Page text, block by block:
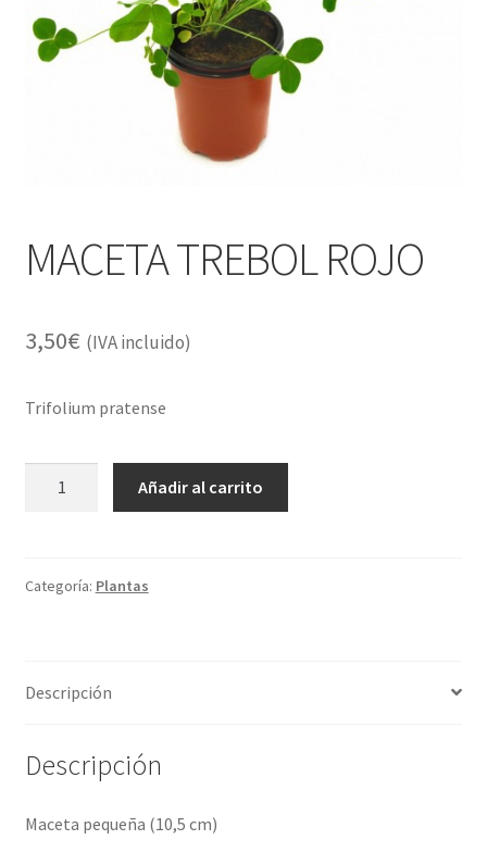
Alimentación
Libros
Apiterapia y productos de la colmena
MACETA TREBOL ROJO
3,50€ (IVA incluido)
Trifolium pratense
Añadir al carrito
Categoría: Plantas
Descripción
Descripción
Maceta pequeña (10,5 cm)